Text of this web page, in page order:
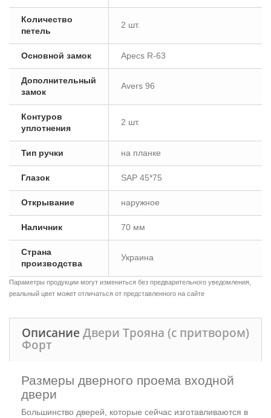
Количество
петель
2 шт.
Основной замок Apecs R-63
Дополнительный
замок
Avers 96
Контуров
уплотнения
2 шт.
Тип ручки на планке
Глазок SAP 45*75
Открывание наружное
Наличник 70 мм
Страна
производства
Украина
Параметры продукции могут измениться без предварительного уведомления,
реальный цвет может отличаться от представленного на сайте
Описание Двери Трояна (с притвором)
Форт
Размеры дверного проема входной
двери
Большинство дверей, которые сейчас изготавливаются в